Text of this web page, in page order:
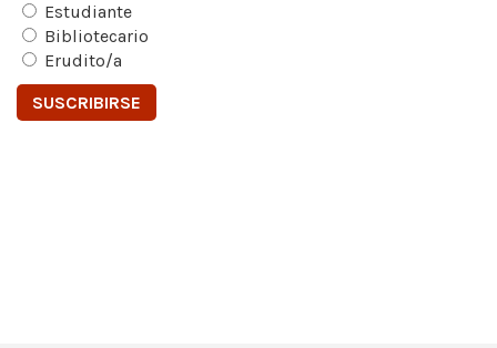
Estudiante
Bibliotecario
Erudito/a